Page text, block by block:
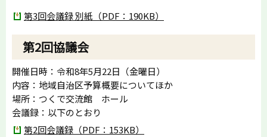
第3回会議録 別紙（PDF：190KB）
第2回協議会
開催日時：令和8年5月22日（金曜日）
内容：地域自治区予算概要についてほか
場所：つくで交流館 ホール
会議録：以下のとおり
第2回会議録（PDF：153KB）